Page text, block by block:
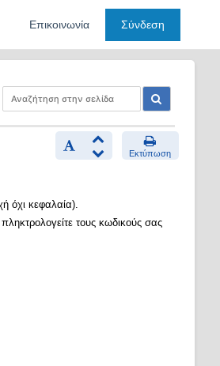
Επικοινωνία Σύνδεση
Εκτύπωση
όχι κεφαλαία).
τους κωδικούς σας